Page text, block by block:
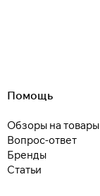
Помощь
Обзоры на товары
Вопрос-ответ
Бренды
Статьи